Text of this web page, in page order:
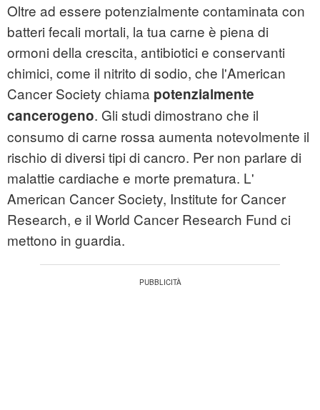
Oltre ad essere potenzialmente contaminata con
batteri fecali mortali, la tua carne è piena di
ormoni della crescita, antibiotici e conservanti
chimici, come il nitrito di sodio, che l'American
Cancer Society chiama potenzialmente
cancerogeno. Gli studi dimostrano che il
consumo di carne rossa aumenta notevolmente il
rischio di diversi tipi di cancro. Per non parlare di
malattie cardiache e morte prematura. L'
American Cancer Society, Institute for Cancer
Research, e il World Cancer Research Fund ci
mettono in guardia.